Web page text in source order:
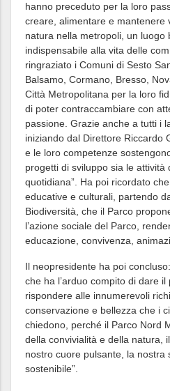
hanno preceduto per la loro
creare, alimentare e mantenere
natura nella metropoli, un luogo
indispensabile alla vita delle
ringraziato i Comuni di Sesto
Balsamo, Cormano, Bresso,
Città Metropolitana per la loro
di poter contraccambiare con
passione. Grazie anche a tutti i
iniziando dal Direttore Riccardo
e le loro competenze
progetti di sviluppo sia le attività
quotidiana”. Ha poi ricordato
educative e culturali, partendo
Biodiversità, che il Parco
l’azione sociale del Parco,
educazione, convivenza,
Il neopresidente ha poi
che ha l’arduo compito di dare
rispondere alle innumerevoli
conservazione e bellezza che i
chiedono, perché il Parco Nord
della convivialità e della natura,
nostro cuore pulsante, la nostra
sostenibile”.